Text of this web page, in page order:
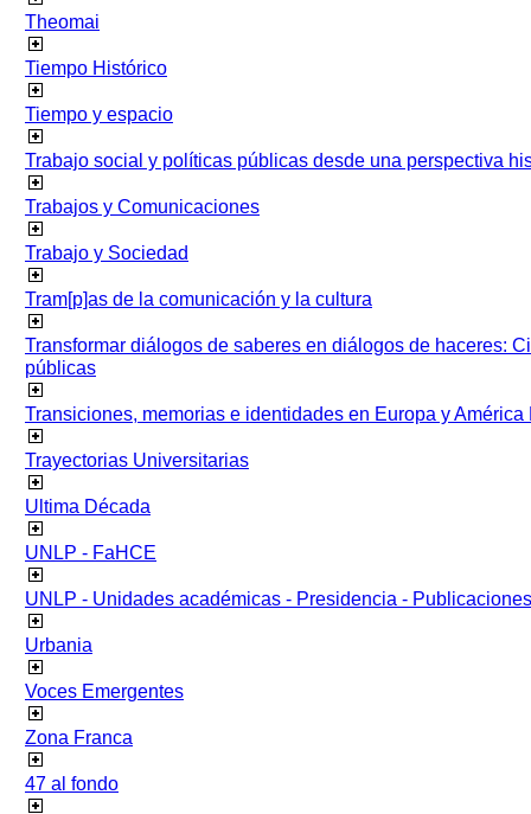
Theomai
Tiempo Histórico
Tiempo y espacio
Trabajo social y políticas públicas desde una perspectiva
Trabajos y Comunicaciones
Trabajo y Sociedad
Tram[p]as de la comunicación y la cultura
Transformar diálogos de saberes en diálogos de haceres:
públicas
Transiciones, memorias e identidades en Europa y América
Trayectorias Universitarias
Ultima Década
UNLP - FaHCE
UNLP - Unidades académicas - Presidencia - Publicaciones
Urbania
Voces Emergentes
Zona Franca
47 al fondo